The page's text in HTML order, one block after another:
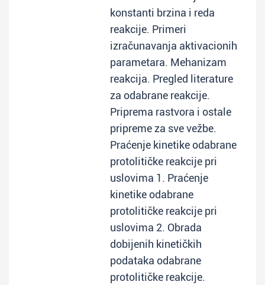
konstanti brzina i reda
reakcije. Primeri
izračunavanja aktivacionih
parametara. Mehanizam
reakcija. Pregled literature
za odabrane reakcije.
Priprema rastvora i ostale
pripreme za sve vežbe.
Praćenje kinetike odabrane
protolitičke reakcije pri
uslovima 1. Praćenje
kinetike odabrane
protolitičke reakcije pri
uslovima 2. Obrada
dobijenih kinetičkih
podataka odabrane
protolitičke reakcije.